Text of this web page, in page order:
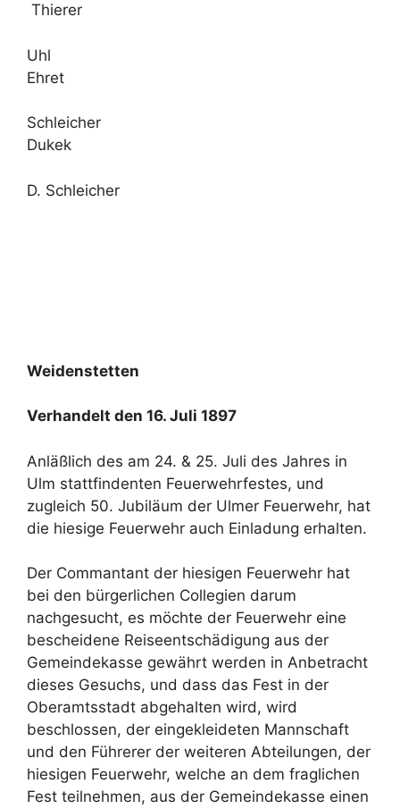
Thierer
Uhl
Ehret
Schleicher
Dukek
D. Schleicher
Weidenstetten
Verhandelt den 16. Juli 1897
Anläßlich des am 24. & 25. Juli des Jahres in
Ulm stattfindenten Feuerwehrfestes, und
zugleich 50. Jubiläum der Ulmer Feuerwehr, hat
die hiesige Feuerwehr auch Einladung erhalten.
Der Commantant der hiesigen Feuerwehr hat
bei den bürgerlichen Collegien darum
nachgesucht, es möchte der Feuerwehr eine
bescheidene Reiseentschädigung aus der
Gemeindekasse gewährt werden in Anbetracht
dieses Gesuchs, und dass das Fest in der
Oberamtsstadt abgehalten wird, wird
beschlossen, der eingekleideten Mannschaft
und den Führerer der weiteren Abteilungen, der
hiesigen Feuerwehr, welche an dem fraglichen
Fest teilnehmen, aus der Gemeindekasse einen